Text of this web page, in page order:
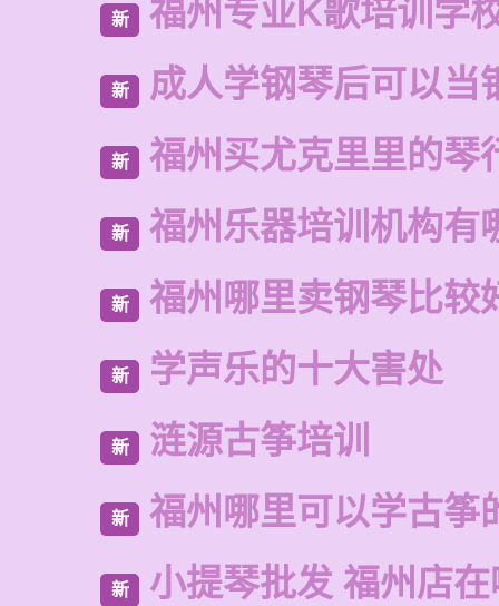
新 福州专业K歌培训学
新 成人学钢琴后可以当
新 福州买尤克里里的琴
新 福州乐器培训机构有
新 福州哪里卖钢琴比较
新 学声乐的十大害处
新 涟源古筝培训
新 福州哪里可以学古筝
新 小提琴批发 福州店